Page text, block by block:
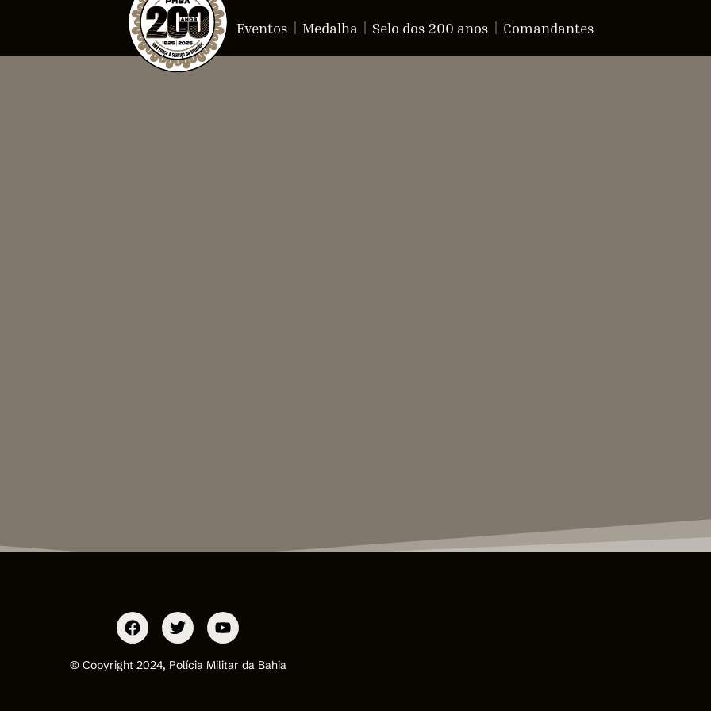
Eventos Medalha Selo dos 200 anos Comandantes
© Copyright 2024, Polícia Militar da Bahia